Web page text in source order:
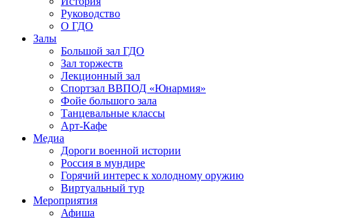
Руководство
О ГДО
Залы
Большой зал ГДО
Зал торжеств
Лекционный зал
Cпортзал ВВПОД «Юнармия»
Фойе большого зала
Танцевальные классы
Арт-Кафе
Медиа
Дороги военной истории
Россия в мундире
Горячий интерес к холодному оружию
Виртуальный тур
Мероприятия
Афиша